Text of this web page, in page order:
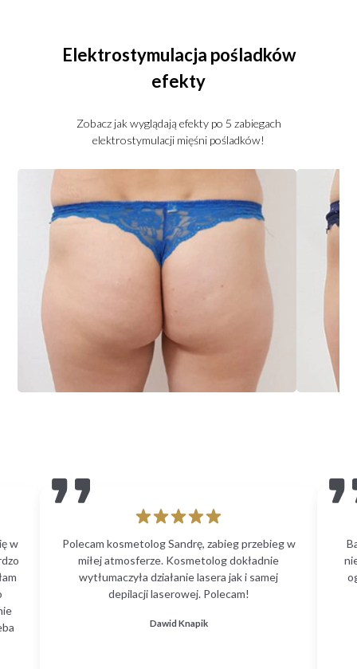
Elektrostymulacja pośladków
efekty
Zobacz jak wyglądają efekty po 5 zabiegach
elektrostymulacji mięśni pośladków!
w
Polecam kosmetolog Sandrę, zabieg przebieg w
miłej atmosferze. Kosmetolog dokładnie
wytłumaczyła działanie lasera jak i samej
depilacji laserowej. Polecam!
Dawid Knapik